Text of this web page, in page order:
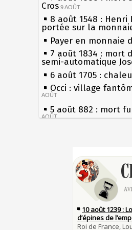
Cros 9 AOÛT
8 août 1548 : Henri
portée sur la
Payer en monnaie
7 août 1834 : mort
semi-automatique
6 août 1705 :
Occi : village
AOÛT
5 août 882 : mort
AOÛT
Rouelle 3 AOÛT
Musée Jean de La
rénovation 2 AOÛT
2 août 1802 :
1er août 1589 :
par Jacques
les siècles
27 mai 1610 :
du roi Henri IV
Pierre qui roule
Qui aime bien
Tout vient à point
François II (né le